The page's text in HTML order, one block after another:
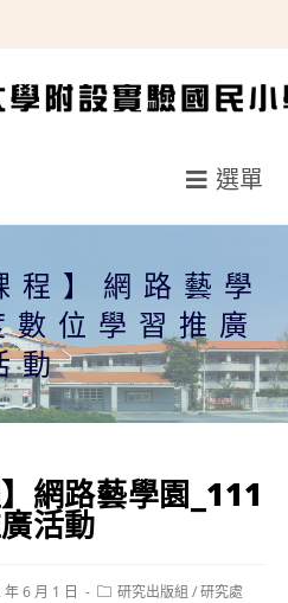
選單
程】網路藝學
位學習推廣
動
網路藝學園_111
活動
6 月 1 日
Post研究出版組 /研究處